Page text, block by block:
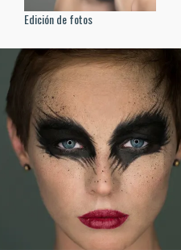
Edición de fotos